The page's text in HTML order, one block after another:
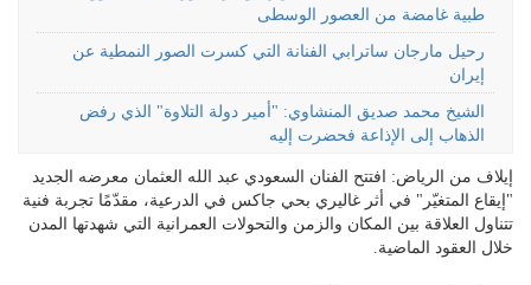
طبية غامضة من العصور الوسطى
رحيل مارجان ساترابي الفنانة التي كسرت الصور النمطية عن
إيران
الشيخ محمد صديق المنشاوي: "أمير دولة التلاوة" الذي رفض
الذهاب إلى الإذاعة فحضرت إليه
إيلاف من الرياض: افتتح الفنان السعودي عبد الله العثمان معرضه الجديد
"إيقاع المتغيّر" في أثر غاليري بحي جاكس في الدرعية، مقدّمًا تجربة فنية
تتناول العلاقة بين المكان والزمن والتحولات العمرانية التي شهدتها المدن
خلال العقود الماضية.